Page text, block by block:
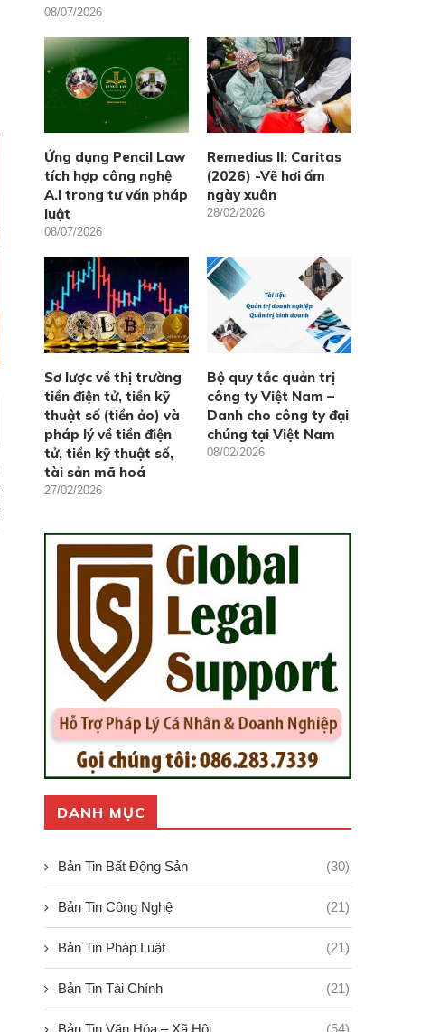
Phát triển kinh tế xanh ở Việt
Nam...
19/09/2024
Báo động mức xả thải của
18/09/2024
08/07/2026
Ứng dụng Pencil Law
tích hợp công nghệ
A.I trong tư vấn pháp
luật
08/07/2026
Remedius II: Caritas
(2026) -Vẽ hơi ấm
ngày xuân
28/02/2026
Sơ lược về thị trường
tiền điện tử, tiền kỹ
thuật số (tiền ảo) và
pháp lý về tiền điện
tử, tiền kỹ thuật số,
tài sản mã hoá
27/02/2026
Bộ quy tắc quản trị
công ty Việt Nam –
Danh cho công ty đại
chúng tại Việt Nam
08/02/2026
DANH MỤC
Bản Tin Bất Động Sản (30)
Bản Tin Công Nghệ (21)
Bản Tin Pháp Luật (21)
Bản Tin Tài Chính (21)
Bản Tin Văn Hóa – Xã Hội (54)